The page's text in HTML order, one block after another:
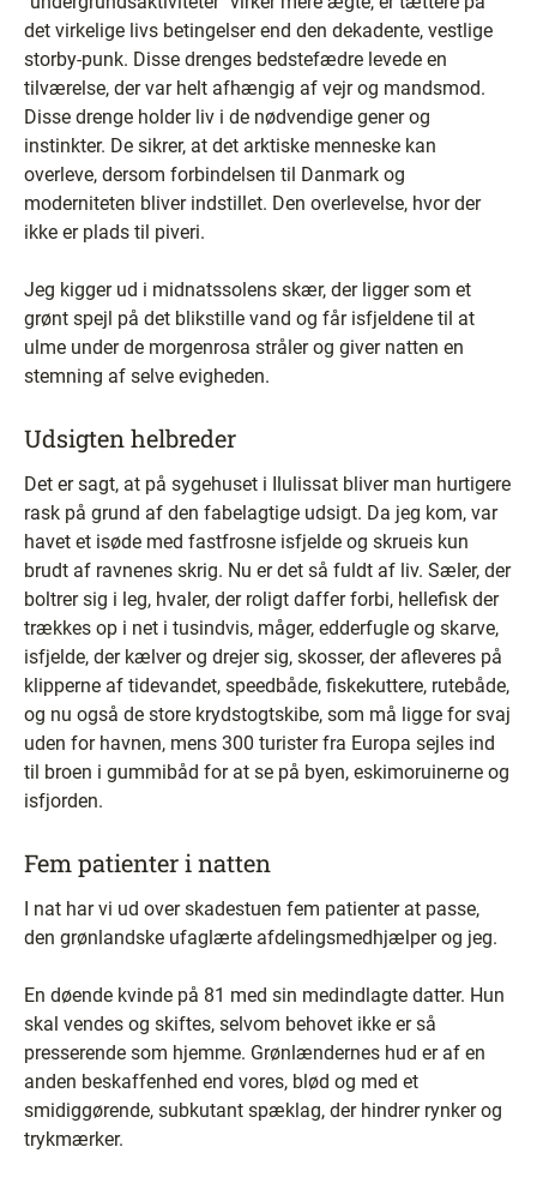
det virkelige livs betingelser end den dekadente, vestlige
storby-punk. Disse drenges bedstefædre levede en
tilværelse, der var helt afhængig af vejr og mandsmod.
Disse drenge holder liv i de nødvendige gener og
instinkter. De sikrer, at det arktiske menneske kan
overleve, dersom forbindelsen til Danmark og
moderniteten bliver indstillet. Den overlevelse, hvor der
ikke er plads til piveri.
Jeg kigger ud i midnatssolens skær, der ligger som et
grønt spejl på det blikstille vand og får isfjeldene til at
ulme under de morgenrosa stråler og giver natten en
stemning af selve evigheden.
Udsigten helbreder
Det er sagt, at på sygehuset i Ilulissat bliver man hurtigere
rask på grund af den fabelagtige udsigt. Da jeg kom, var
havet et isøde med fastfrosne isfjelde og skrueis kun
brudt af ravnenes skrig. Nu er det så fuldt af liv. Sæler, der
boltrer sig i leg, hvaler, der roligt daffer forbi, hellefisk der
trækkes op i net i tusindvis, måger, edderfugle og skarve,
isfjelde, der kælver og drejer sig, skosser, der afleveres på
klipperne af tidevandet, speedbåde, fiskekuttere, rutebåde,
og nu også de store krydstogtskibe, som må ligge for svaj
uden for havnen, mens 300 turister fra Europa sejles ind
til broen i gummibåd for at se på byen, eskimoruinerne og
isfjorden.
Fem patienter i natten
I nat har vi ud over skadestuen fem patienter at passe,
den grønlandske ufaglærte afdelingsmedhjælper og jeg.
En døende kvinde på 81 med sin medindlagte datter. Hun
skal vendes og skiftes, selvom behovet ikke er så
presserende som hjemme. Grønlændernes hud er af en
anden beskaffenhed end vores, blød og med et
smidiggørende, subkutant spæklag, der hindrer rynker og
trykmærker.